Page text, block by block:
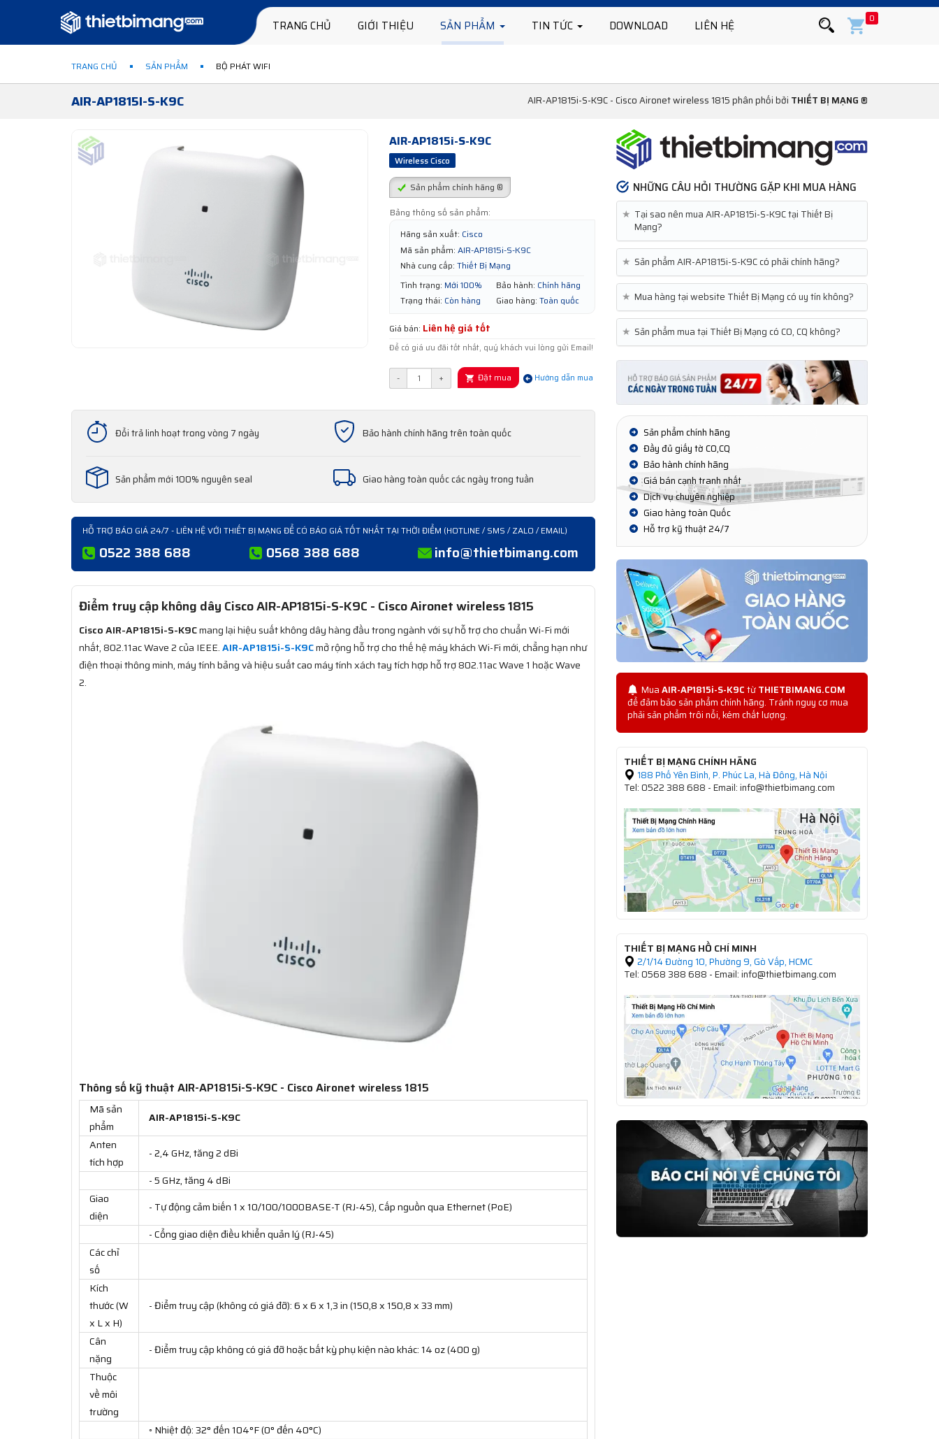
TRANG CHỦ GIỚI THIỆU SẢN PHẨM TIN TỨC DOWNLOAD LIÊN HỆ 0
TRANG CHỦ SẢN PHẨM BỘ PHÁT WIFI
AIR-AP1815I-S-K9C AIR-AP1815i-S-K9C - Cisco Aironet wireless 1815 phân phối bởi THIẾT BỊ MẠNG ®
AIR-AP1815i-S-K9C
Wireless Cisco
Sản phẩm chính hãng ®
Bảng thông số sản phẩm:
Hãng sản xuất: Cisco
Mã sản phẩm: AIR-AP1815i-S-K9C
Nhà cung cấp: Thiết Bị Mạng
Tình trạng: Mới 100% Bảo hành: Chính hãng
Trạng thái: Còn hàng Giao hàng: Toàn quốc
Giá bán: Liên hệ giá tốt
Để có giá ưu đãi tốt nhất, quý khách vui lòng gửi Email!
- + Đặt mua Hướng dẫn mua
Đổi trả linh hoạt trong vòng 7 ngày Bảo hành chính hãng trên toàn quốc
Sản phẩm mới 100% nguyên seal Giao hàng toàn quốc các ngày trong tuần
HỖ TRỢ BÁO GIÁ 24/7 - LIÊN HỆ VỚI THIẾT BỊ MẠNG ĐỂ CÓ BÁO GIÁ TỐT NHẤT TẠI THỜI ĐIỂM (HOTLINE / SMS / ZALO / EMAIL)
0522 388 688 0568 388 688 info@thietbimang.com
Điểm truy cập không dây Cisco AIR-AP1815i-S-K9C - Cisco Aironet wireless 1815
Cisco AIR-AP1815i-S-K9Cmang lại hiệu suất không dây hàng đầu trong ngành với sự hỗ trợ cho chuẩn Wi-Fi mới
nhất, 802.11ac Wave 2 của IEEE.AIR-AP1815i-S-K9Cmở rộng hỗ trợ cho thế hệ máy khách Wi-Fi mới, chẳng hạn như
điện thoại thông minh, máy tính bảng và hiệu suất cao máy tính xách tay tích hợp hỗ trợ 802.11ac Wave 1 hoặc Wave
2.
Thông số kỹ thuật AIR-AP1815i-S-K9C - Cisco Aironet wireless 1815
Mã sản
phẩm
AIR-AP1815i-S-K9C
Anten
tích hợp
- 2,4 GHz, tăng 2 dBi
- 5 GHz, tăng 4 dBi
Giao
diện
- Tự động cảm biến 1 x 10/100/1000BASE-T (RJ-45), Cấp nguồn qua Ethernet (PoE)
- Cổng giao diện điều khiển quản lý (RJ-45)
Các chỉ
số
Kích
thước (W
x L x H)
- Điểm truy cập (không có giá đỡ): 6 x 6 x 1,3 in (150,8 x 150,8 x 33 mm)
Cân
nặng
- Điểm truy cập không có giá đỡ hoặc bất kỳ phụ kiện nào khác: 14 oz (400 g)
Thuộc
về môi
trường
◦ Nhiệt độ: 32° đến 104°F (0° đến 40°C)
NHỮNG CÂU HỎI THƯỜNG GẶP KHI MUA HÀNG
★ Tại sao nên mua AIR-AP1815i-S-K9C tại Thiết Bị
Mạng?
★ Sản phẩm AIR-AP1815i-S-K9C có phải chính hãng?
★ Mua hàng tại website Thiết Bị Mạng có uy tín không?
★ Sản phẩm mua tại Thiết Bị Mạng có CO, CQ không?
Sản phẩm chính hãng
Đầy đủ giấy tờ CO,CQ
Bảo hành chính hãng
Giá bán cạnh tranh nhất
Dịch vụ chuyên nghiệp
Giao hàng toàn Quốc
Hỗ trợ kỹ thuật 24/7
MuaAIR-AP1815i-S-K9CtừTHIETBIMANG.COM
để đảm bảo sản phẩm chính hãng. Tránh nguy cơ mua
phải sản phẩm trôi nổi, kém chất lượng.
THIẾT BỊ MẠNG CHÍNH HÃNG
188 Phố Yên Bình, P. Phúc La, Hà Đông, Hà Nội
Tel: 0522 388 688 - Email: info@thietbimang.com
THIẾT BỊ MẠNG HỒ CHÍ MINH
2/1/14 Đường 10, Phường 9, Gò Vấp, HCMC
Tel: 0568 388 688 - Email: info@thietbimang.com